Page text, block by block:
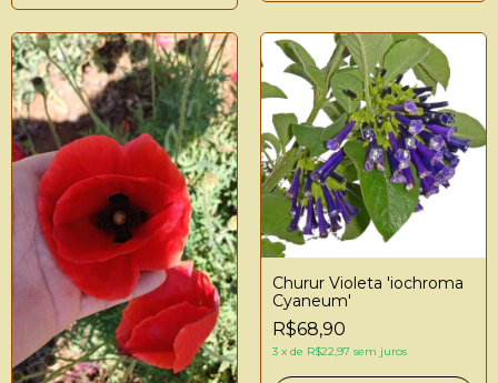
Churur Violeta 'iochroma
Cyaneum'
R$68,90
3 x de R$22,97 sem juros